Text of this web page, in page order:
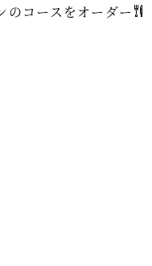
のコースをオーダー